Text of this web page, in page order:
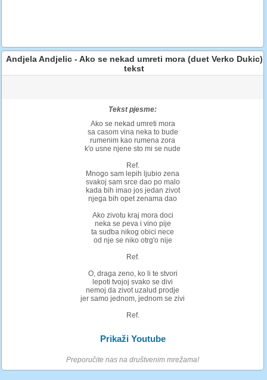
Andjela Andjelic - Ako se nekad umreti mora (duet Verko Dukic)
tekst
Tekst pjesme:
Ako se nekad umreti mora
sa casom vina neka to bude
rumenim kao rumena zora
k'o usne njene sto mi se nude
Ref.
Mnogo sam lepih ljubio zena
svakoj sam srce dao po malo
kada bih imao jos jedan zivot
njega bih opet zenama dao
Ako zivotu kraj mora doci
neka se peva i vino pije
ta sudba nikog obici nece
od nje se niko otrg'o nije
Ref.
O, draga zeno, ko li te stvori
lepoti tvojoj svako se divi
nemoj da zivot uzalud prodje
jer samo jednom, jednom se zivi
Ref.
Prikaži Youtube
Preporučite nas na društvenim mrežama!